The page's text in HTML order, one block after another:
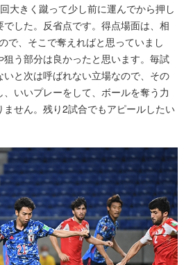
大きく蹴って少し前に運んでから押し
でした。反省点です。得点場面は、相
で、そこで奪えればと思っていまし
う部分は良かったと思います。毎試
と次は呼ばれない立場なので、その
いいプレーをして、ボールを奪う力
ません。残り2試合でもアピールしたい